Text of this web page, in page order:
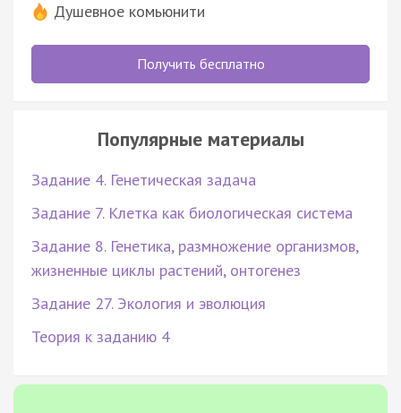
Душевное комьюнити
Получить бесплатно
Популярные материалы
Задание 4. Генетическая задача
Задание 7. Клетка как биологическая система
Задание 8. Генетика, размножение организмов,
жизненные циклы растений, онтогенез
Задание 27. Экология и эволюция
Теория к заданию 4